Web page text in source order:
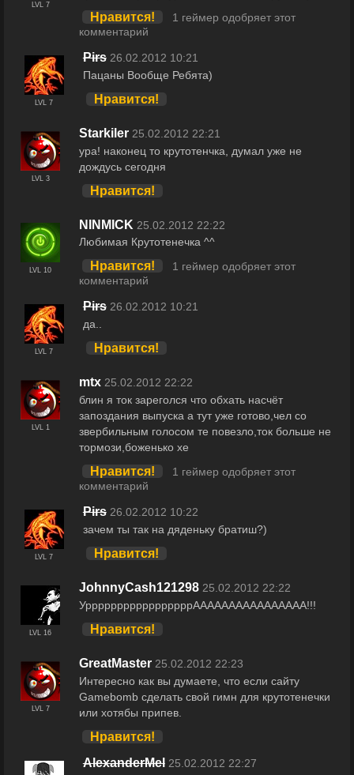
LVL 7
Нравится!
1 геймер одобряет этот
комментарий
LVL 7
Pirs 26.02.2012 10:21
Пацаны Вообще Ребята)
Нравится!
LVL 3
Starkiler 25.02.2012 22:21
ура! наконец то крутотенчка, думал уже не
дождусь сегодня
Нравится!
LVL 10
NINMICK 25.02.2012 22:22
Любимая Крутотенечка ^^
Нравится!
1 геймер одобряет этот
комментарий
LVL 7
Pirs 26.02.2012 10:21
да..
Нравится!
LVL 1
mtx 25.02.2012 22:22
блин я ток зареголся что обхать насчёт
запоздания выпуска а тут уже готово,чел со
звербильным голосом те повезло,ток больше не
тормози,боженько хе
Нравится!
1 геймер одобряет этот
комментарий
LVL 7
Pirs 26.02.2012 10:22
зачем ты так на дяденьку братиш?)
Нравится!
LVL 16
JohnnyCash121298 25.02.2012 22:22
УрррррррррррррррррАААААААААААААААА!!!
Нравится!
LVL 7
GreatMaster 25.02.2012 22:23
Интересно как вы думаете, что если сайту
Gamebomb сделать свой гимн для крутотенечки
или хотябы припев.
Нравится!
AlexanderMel 25.02.2012 22:27